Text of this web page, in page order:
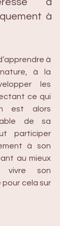
à
à
à
à la
les
ce qui
est alors
de sa
participer
à son
au mieux
vivre son
pour cela sur